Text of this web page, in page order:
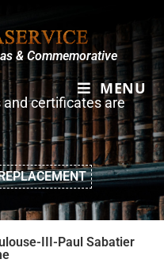
MENU
& Commemorative
certificates are
III-Paul Sabatier